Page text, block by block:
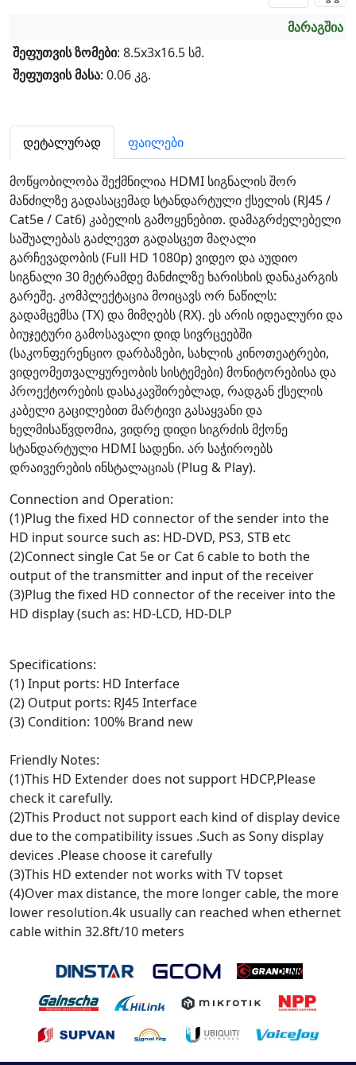
მარაგშია
შეფუთვის ზომები: 8.5x3x16.5 სმ.
შეფუთვის მასა: 0.06 კგ.
დეტალურად ფაილები
მოწყობილობა შექმნილია HDMI სიგნალის შორ
მანძილზე გადასაცემად სტანდარტული ქსელის (RJ45 /
Cat5e / Cat6) კაბელის გამოყენებით. დამაგრძელებელი
საშუალებას გაძლევთ გადასცეთ მაღალი
გარჩევადობის (Full HD 1080p) ვიდეო და აუდიო
სიგნალი 30 მეტრამდე მანძილზე ხარისხის დანაკარგის
გარეშე. კომპლექტაცია მოიცავს ორ ნაწილს:
გადამცემსა (TX) და მიმღებს (RX). ეს არის იდეალური და
ბიუჯეტური გამოსავალი დიდ სივრცეებში
(საკონფერენციო დარბაზები, სახლის კინოთეატრები,
ვიდეომეთვალყურეობის სისტემები) მონიტორებისა და
პროექტორების დასაკავშირებლად, რადგან ქსელის
კაბელი გაცილებით მარტივი გასაყვანი და
ხელმისაწვდომია, ვიდრე დიდი სიგრძის მქონე
სტანდარტული HDMI სადენი. არ საჭიროებს
დრაივერების ინსტალაციას (Plug & Play).
Connection and Operation:
(1)Plug the fixed HD connector of the sender into the
HD input source such as: HD-DVD, PS3, STB etc
(2)Connect single Cat 5e or Cat 6 cable to both the
output of the transmitter and input of the receiver
(3)Plug the fixed HD connector of the receiver into the
HD display (such as: HD-LCD, HD-DLP
Specifications:
(1) Input ports: HD Interface
(2) Output ports: RJ45 Interface
(3) Condition: 100% Brand new
Friendly Notes:
(1)This HD Extender does not support HDCP,Please
check it carefully.
(2)This Product not support each kind of display device
due to the compatibility issues .Such as Sony display
devices .Please choose it carefully
(3)This HD extender not works with TV topset
(4)Over max distance, the more longer cable, the more
lower resolution.4k usually can reached when ethernet
cable within 32.8ft/10 meters